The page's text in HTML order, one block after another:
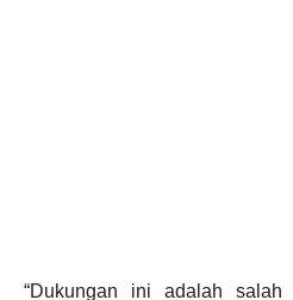
“Dukungan ini adalah salah